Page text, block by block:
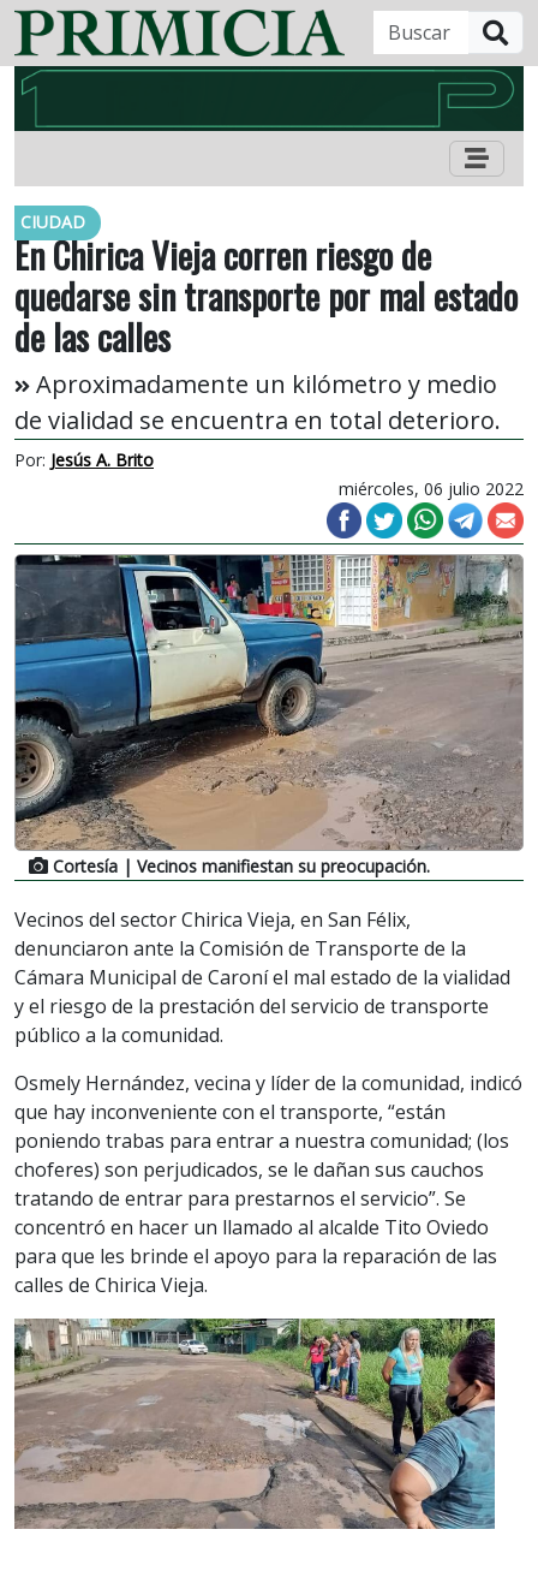
CIUDAD
En Chirica Vieja corren riesgo de
quedarse sin transporte por mal estado
de las calles
Aproximadamente un kilómetro y medio
de vialidad se encuentra en total deterioro.
Por: Jesús A. Brito
miércoles, 06 julio 2022
Cortesía | Vecinos manifiestan su preocupación.
Vecinos del sector Chirica Vieja, en San Félix,
denunciaron ante la Comisión de Transporte de la
Cámara Municipal de Caroní el mal estado de la vialidad
y el riesgo de la prestación del servicio de transporte
público a la comunidad.
Osmely Hernández, vecina y líder de la comunidad, indicó
que hay inconveniente con el transporte, “están
poniendo trabas para entrar a nuestra comunidad; (los
choferes) son perjudicados, se le dañan sus cauchos
tratando de entrar para prestarnos el servicio”. Se
concentró en hacer un llamado al alcalde Tito Oviedo
para que les brinde el apoyo para la reparación de las
calles de Chirica Vieja.